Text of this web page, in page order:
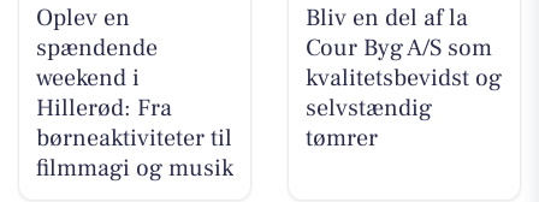
Oplev en
spændende
weekend i
Hillerød: Fra
børneaktiviteter til
filmmagi og musik
Bliv en del af la
Cour Byg A/S som
kvalitetsbevidst og
selvstændig
tømrer